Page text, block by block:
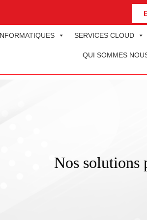
SERVICES CLOUD
QUI SOMMES
Nos solutions